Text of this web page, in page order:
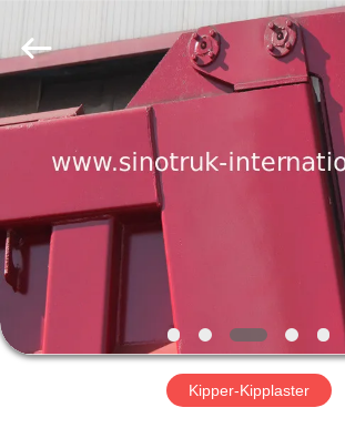
ZU
HAUSE
PRODUKTE
ÜBER
UNS
WERKSBESICHTIGUNG
LTD..
All
Rights
Reserved.
Kipper-Kipplaster